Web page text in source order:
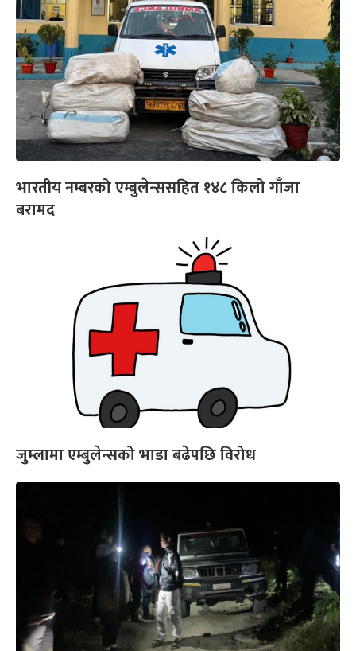
भारतीय नम्बरको एम्बुलेन्ससहित १४८ किलो गाँजा
बरामद
जुम्लामा एम्बुलेन्सको भाडा बढेपछि विरोध